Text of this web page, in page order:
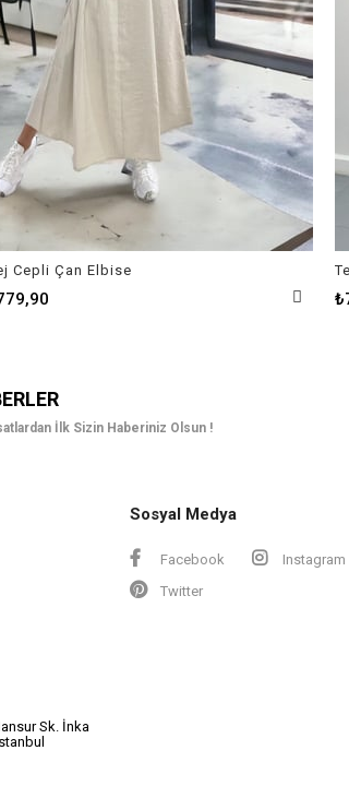
Cepli Çan Elbise
İlk Sizin Haberiniz Olsun !
Sk. İnka
Sosyal Medya
Facebook
Instagram
Twitter